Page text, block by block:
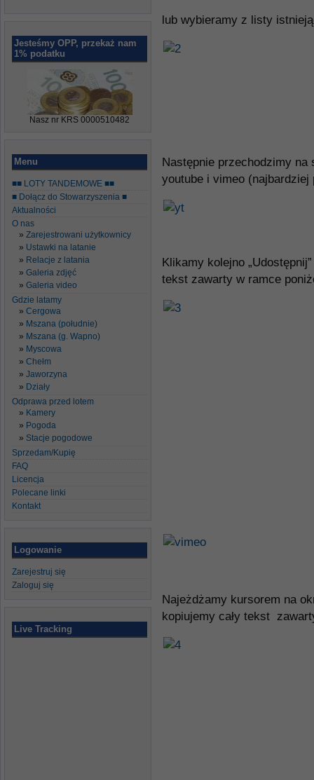
Jesteśmy OPP, przekaż nam
1% podatku
Nasz nr KRS 0000510482
Menu
■■ LOTY TANDEMOWE ■■
■ Dołącz do Stowarzyszenia ■
Aktualności
O nas
Zarejestrowani użytkownicy
Ustawki na latanie
Relacje z latania
Galeria zdjęć
Galeria video
Gdzie latamy
Cergowa
Mszana (południe)
Mszana (g. Wapno)
Myscowa
Chełm
Jaworzyna
Działy
Odprawa przed lotem
Kamery
Pogoda
Stacje pogodowe
Sprzedam/Kupię
FAQ
Licencja
Polecane linki
Kontakt
Logowanie
Zarejestruj się
Zaloguj się
Live Tracking
lub wybieramy z listy
Następnie przechodzimy na
youtube i vimeo (najbardziej
Klikamy kolejno
tekst zawarty w ramce
Najeżdżamy kursorem na
kopiujemy cały tekst